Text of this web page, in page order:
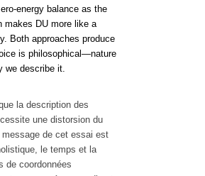
energy balance as the
makes DU more like a
Both approaches produce
is philosophical—nature
we describe it.
la description des
une distorsion du
de cet essai est
le temps et la
de coordonnées